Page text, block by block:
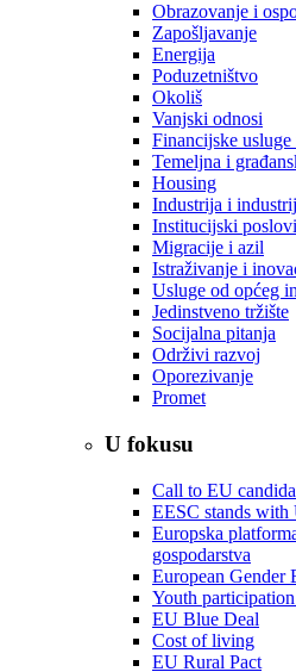
Obrazovanje i
Zapošljavanje
Energija
Poduzetništvo
Okoliš
Vanjski odnosi
Financijske
Temeljna i
Housing
Industrija i
Institucijski
Migracije i azil
Istraživanje i
Usluge od općeg
Jedinstveno tržište
Socijalna pitanja
Održivi razvoj
Oporezivanje
Promet
U fokusu
Call to EU
EESC stands with
Europska
gospodarstva
European Gender
Youth
EU Blue Deal
Cost of living
EU Rural Pact